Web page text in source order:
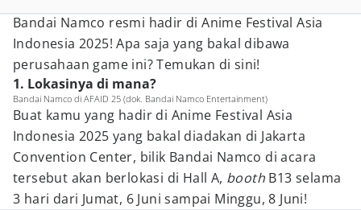
Bandai Namco resmi hadir di Anime Festival Asia
Indonesia 2025! Apa saja yang bakal dibawa
perusahaan game ini? Temukan di sini!
1. Lokasinya di mana?
Bandai Namco di AFAID 25 (dok. Bandai Namco Entertainment)
Buat kamu yang hadir di Anime Festival Asia
Indonesia 2025 yang bakal diadakan di Jakarta
Convention Center, bilik Bandai Namco di acara
tersebut akan berlokasi di Hall A, booth B13 selama
3 hari dari Jumat, 6 Juni sampai Minggu, 8 Juni!